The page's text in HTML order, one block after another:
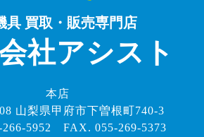
具 買取・販売専門店
社アシスト
本店
山梨県甲府市下曽根町740-3
266-5952 FAX. 055-269-5373